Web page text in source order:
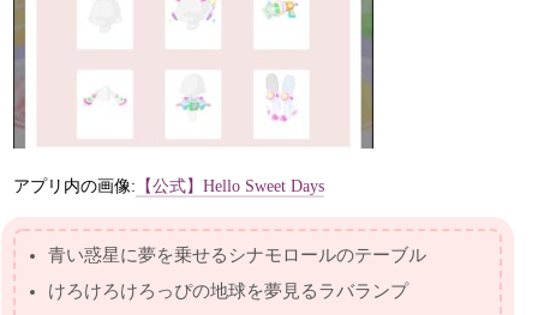
アプリ内の画像: 【公式】Hello Sweet Days
青い惑星に夢を乗せるシナモロールのテーブル
けろけろけろっぴの地球を夢見るラバランプ